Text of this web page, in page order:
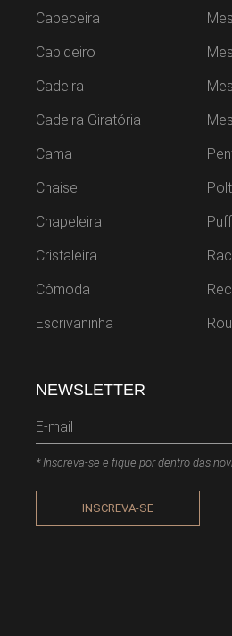
Cabeceira
Cabideiro
Cadeira
Cadeira Giratória
Cama
Chaise
Chapeleira
Cristaleira
Cômoda
Escrivaninha
Puff
NEWSLETTER
* Inscreva-se e fique por dentro das
INSCREVA-SE